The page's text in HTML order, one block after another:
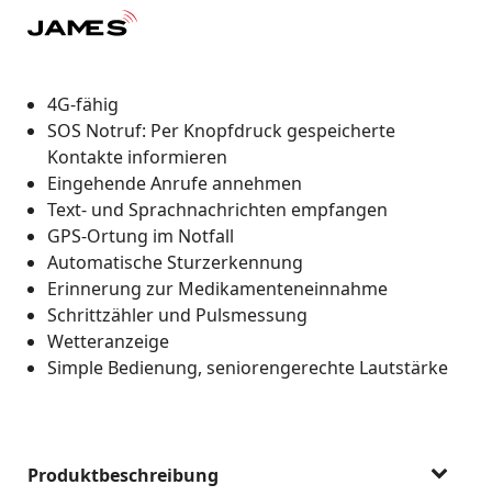
4G-fähig
SOS Notruf: Per Knopfdruck gespeicherte
Kontakte informieren
Eingehende Anrufe annehmen
Text- und Sprachnachrichten empfangen
GPS-Ortung im Notfall
Automatische Sturzerkennung
Erinnerung zur Medikamenteneinnahme
Schrittzähler und Pulsmessung
Wetteranzeige
Simple Bedienung, seniorengerechte Lautstärke
Produktbeschreibung